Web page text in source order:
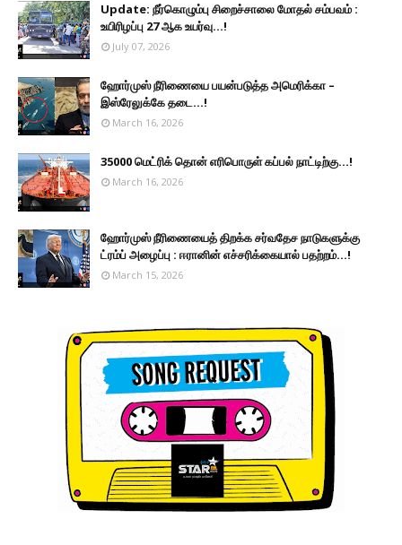
Update: நீர்கொழும்பு சிறைச்சாலை மோதல் சம்பவம் :
உயிரிழப்பு 27 ஆக உயர்வு...!
July 07, 2026
ஹோர்முஸ் நீரிணையை பயன்படுத்த அமெரிக்கா –
இஸ்ரேலுக்கே தடை...!
March 16, 2026
35000 மெட்ரிக் தொன் எரிபொருள் கப்பல் நாட்டிற்கு...!
March 16, 2026
ஹோர்முஸ் நீரிணையைத் திறக்க சர்வதேச நாடுகளுக்கு
ட்ரம்ப் அழைப்பு : ஈரானின் எச்சரிக்கையால் பதற்றம்...!
March 15, 2026